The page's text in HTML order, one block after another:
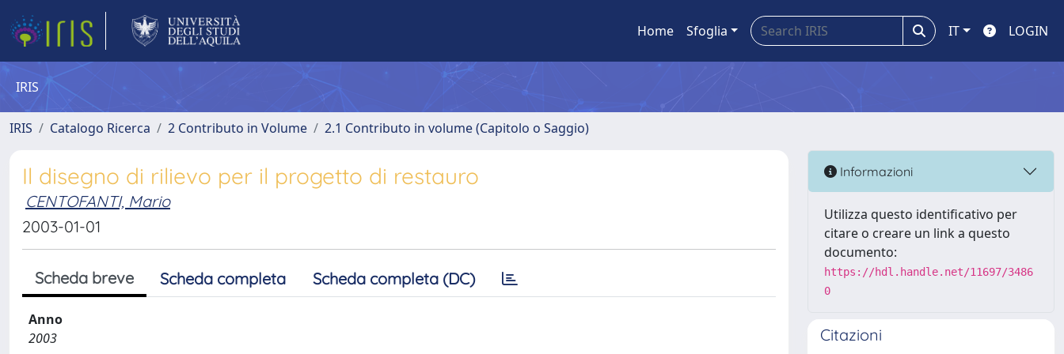
Home Sfoglia IT LOGIN
IRIS
IRIS Catalogo Ricerca 2 Contributo in Volume 2.1 Contributo in volume (Capitolo o Saggio)
Il disegno di rilievo per il progetto di restauro
CENTOFANTI, Mario
2003-01-01
Scheda breve Scheda completa Scheda completa (DC)
Anno
2003
Informazioni
Utilizza questo identificativo per
citare o creare un link a questo
documento:
https://hdl.handle.net/11697/3486
0
Citazioni